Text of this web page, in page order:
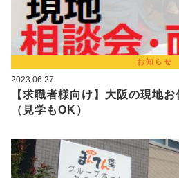
お知らせ
2023.06.27
【求職者様向け】大阪の現地
（見学もOK）